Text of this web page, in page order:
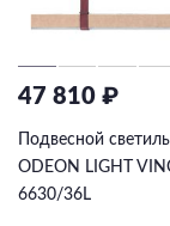
47 810 ₽
Подвесной
ODEON LIGHT
6630/36L